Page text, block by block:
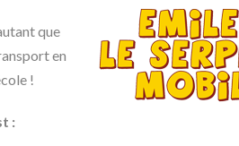
que
en
!
: